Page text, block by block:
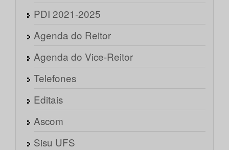
PDI 2021-2025
Agenda do Reitor
Agenda do Vice-Reitor
Telefones
Editais
Ascom
Sisu UFS